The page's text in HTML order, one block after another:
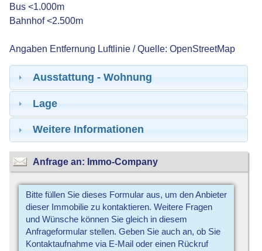
Bus <1.000m
Bahnhof <2.500m
Angaben Entfernung Luftlinie / Quelle: OpenStreetMap
Ausstattung - Wohnung
Lage
Weitere Informationen
Anfrage an: Immo-Company
Bitte füllen Sie dieses Formular aus, um den Anbieter
dieser Immobilie zu kontaktieren. Weitere Fragen
und Wünsche können Sie gleich in diesem
Anfrageformular stellen. Geben Sie auch an, ob Sie
Kontaktaufnahme via E-Mail oder einen Rückruf